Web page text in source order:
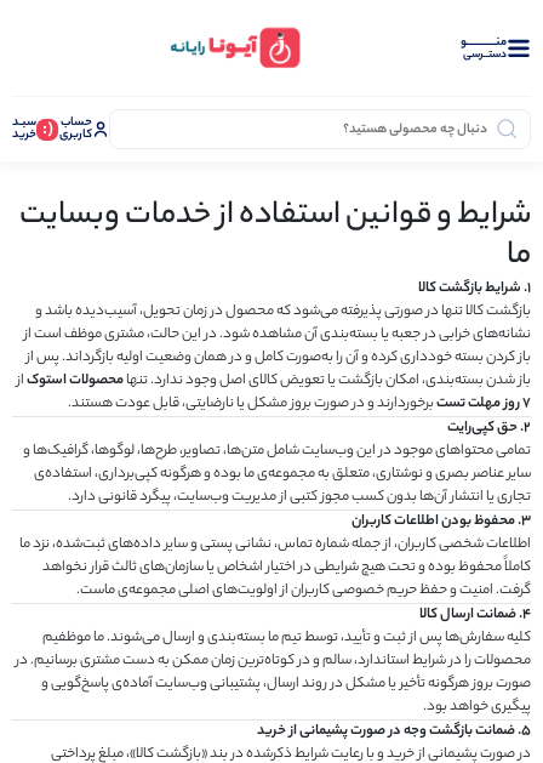
منــــــــــــو
دستــرسی
حساب
کاربری (: سبـد
خرید
ترازو
شرایط و قوانین استفاده از خدمات وبسایت
ما
1. شرایط بازگشت کالا
بازگشت کالا تنها در صورتی پذیرفته می‌شود که محصول در زمان تحویل، آسیب‌دیده باشد و
نشانه‌های خرابی در جعبه یا بسته‌بندی آن مشاهده شود. در این حالت، مشتری موظف است از
باز کردن بسته خودداری کرده و آن را به‌صورت کامل و در همان وضعیت اولیه بازگرداند. پس از
باز شدن بسته‌بندی، امکان بازگشت یا تعویض کالای اصل وجود ندارد. تنهامحصولات استوکاز
۷ روز مهلت تست
برخوردارند و در صورت بروز مشکل یا نارضایتی، قابل عودت هستند.
2. حق کپی‌رایت
تمامی محتواهای موجود در این وب‌سایت شامل متن‌ها، تصاویر، طرح‌ها، لوگوها، گرافیک‌ها و
سایر عناصر بصری و نوشتاری، متعلق به مجموعه‌ی ما بوده و هرگونه کپی‌برداری، استفاده‌ی
تجاری یا انتشار آن‌ها بدون کسب مجوز کتبی از مدیریت وب‌سایت، پیگرد قانونی دارد.
3. محفوظ بودن اطلاعات کاربران
اطلاعات شخصی کاربران، از جمله شماره تماس، نشانی پستی و سایر داده‌های ثبت‌شده، نزد ما
کاملاً محفوظ بوده و تحت هیچ شرایطی در اختیار اشخاص یا سازمان‌های ثالث قرار نخواهد
گرفت. امنیت و حفظ حریم خصوصی کاربران از اولویت‌های اصلی مجموعه‌ی ماست.
4. ضمانت ارسال کالا
کلیه سفارش‌ها پس از ثبت و تأیید، توسط تیم ما بسته‌بندی و ارسال می‌شوند. ما موظفیم
محصولات را در شرایط استاندارد، سالم و در کوتاه‌ترین زمان ممکن به دست مشتری برسانیم. در
صورت بروز هرگونه تأخیر یا مشکل در روند ارسال، پشتیبانی وب‌سایت آماده‌ی پاسخ‌گویی و
پیگیری خواهد بود.
5. ضمانت بازگشت وجه در صورت پشیمانی از خرید
در صورت پشیمانی از خرید و با رعایت شرایط ذکرشده در بند «بازگشت کالا»، مبلغ پرداختی